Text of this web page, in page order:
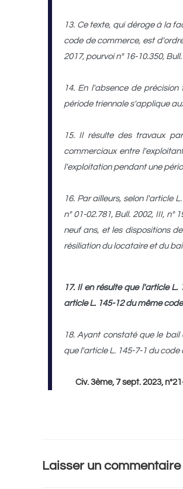
13. Ce texte, qui déroge à la
code de commerce, est
2017, pourvoi n° 16-10.350, Bull.
14. En l'absence de
période triennale s'applique
15. Il résulte des travaux
commerciaux entre
l'exploitation pendant une
16. Par ailleurs, selon l'article
n° 01-02.781, Bull. 2002, III,
neuf ans, et les dispositions
résiliation du locataire et du
17. Il en résulte que l'article
article L. 145-12 du même
18. Ayant constaté que le
que l'article L. 145-7-1 du
Civ. 3ème, 7 sept. 2023,
Laisser un commentaire